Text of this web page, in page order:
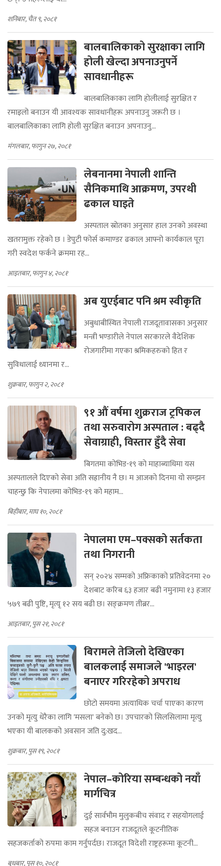
शनिबार, चैत ९, २०८१
बालबालिकाको सुरक्षाका लागि
होली खेल्दा अपनाउनुपर्ने
सावधानीहरू
बालबालिकाका लागि होलीलाई सुरक्षित र
रमाइलो बनाउन यी आवश्यक सावधानीहरू अपनाउनु जरूरी छ ।
बालबालिकाका लागि होली सुरक्षित बनाउन अपनाउनु...
मंगलबार, फागुन २७, २०८१
लेबनानमा नेपाली शान्ति
सैनिकमाथि आक्रमण, उपरथी
ढकाल घाइते
अस्पताल स्रोतका अनुसार हाल उनको अवस्था
खतरामुक्त रहेको छ । डेपुटी फोर्स कमाण्डर ढकाल आफ्नो कार्यकाल पूरा
गरी स्वदेश फर्कने क्रममा रह...
आइतबार, फागुन ४, २०८१
अब युएईबाट पनि श्रम स्वीकृति
अबुधाबीस्थित नेपाली राजदूतावासका अनुसार
मन्त्री भण्डारीले नेपाल सरकारले वैदेशिक
रोजगारीमा गएका श्रमिकहरुको हित र
सुविधालाई ध्यानमा र...
शुक्रबार, फागुन २, २०८१
९१ औं वर्षमा शुक्रराज ट्रपिकल
तथा सरुवारोग अस्पताल : बढ्दै
सेवाग्राही, विस्तार हुँदै सेवा
बिगतमा कोभिड-१९ को माहाब्याधिमा यस
अस्पतालले दिएको सेवा अति सह्रानीय नै छ। म आजको दिनमा यो सम्झन
चाहन्छु कि नेपालमा कोभिड-१९ को महाम...
बिहीबार, माघ १०, २०८१
नेपालमा एम–पक्सको सर्तकता
तथा निगरानी
सन् २०२४ सम्मको अफ्रिकाको प्रतिवेदनमा २०
देशबाट करिब ६३ हजार बढी नमुनामा १३ हजार
५७९ बढी पुष्टि, मृत्यृ १२ सय बढी छ। सङ्क्रमण तीब्रर...
आइतबार, पुस २१, २०८१
बिरामले तेजिलो देखिएका
बालकलाई समाजले 'भाइरल'
बनाएर गरिरहेको अपराध
छोटो समयमा अत्याधिक चर्चा पाएका कारण
उनको मृत्यु धेरैका लागि 'मसला' बनेको छ। उपचारको सिलसिलामा मृत्यु
भएका यी बालकको अवसान जति दु:खद...
शुक्रबार, पुस १९, २०८१
नेपाल–कोरिया सम्बन्धको नयाँ
मार्गचित्र
दुई सार्वभौम मुलुकबीच संवाद र सहयोगलाई
सहज बनाउन राजदूतले कूटनीतिक
सहजकर्ताको रुपमा काम गर्नुपर्दछ। राजदूत विदेशी राष्ट्रहरूमा कूटनी...
बुधबार, पुस १०, २०८१